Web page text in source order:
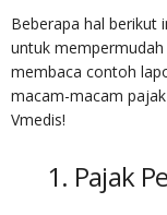
Beberapa hal berikut
untuk
membaca contoh
macam-macam
Vmedis!
1. Pajak